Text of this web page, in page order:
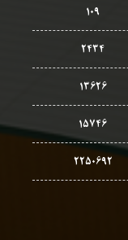
109
2434
13626
15746
2250692